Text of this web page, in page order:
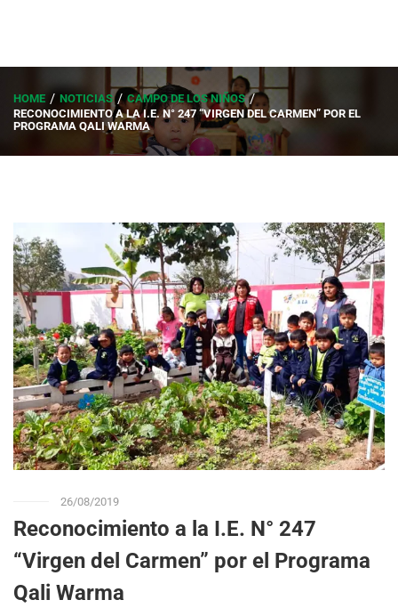
HOME NOTICIAS
CAMPO DE LOS NIÑOS
RECONOCIMIENTO A LA I.E. N° 247 “VIRGEN DEL CARMEN” POR EL
PROGRAMA QALI WARMA
26/08/2019
Reconocimiento a la I.E. N° 247
“Virgen del Carmen” por el Programa
Qali Warma